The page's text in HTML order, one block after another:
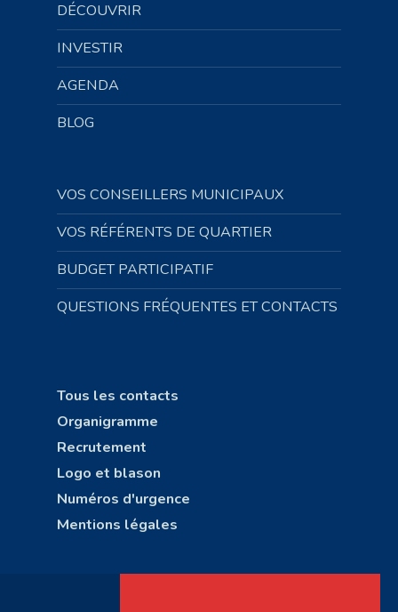
DÉCOUVRIR
INVESTIR
AGENDA
BLOG
VOS CONSEILLERS MUNICIPAUX
VOS RÉFÉRENTS DE QUARTIER
BUDGET PARTICIPATIF
QUESTIONS FRÉQUENTES ET CONTACTS
Tous les contacts
Organigramme
Recrutement
Logo et blason
Numéros d'urgence
Mentions légales